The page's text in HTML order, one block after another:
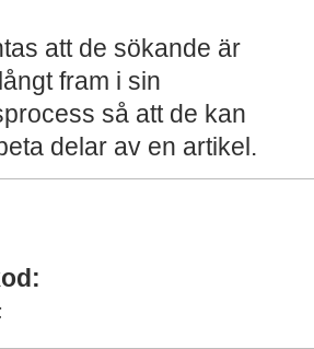
att de sökande är
fram i sin
så att de kan
delar av en artikel.